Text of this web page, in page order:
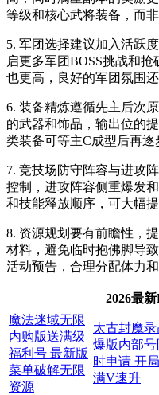
等级和核心武将装备，而非
5. 军团选择建议加入活跃
启更多军团BOSS挑战和
也更高，良好的军团氛围
6. 装备精炼遵循先主后次
的武器和饰品，输出位的
类装备可等主C成型后再逐
7. 竞技场防守阵容与进攻
控制，进攻阵容侧重爆发
和技能释放顺序，可大幅提
8. 资源规划要有前瞻性，
材料，避免临时抱佛脚导
活动预告，合理分配体力和
2026最
魔法迷域无限
内购版送满级
福利号 最新版
菜单破解无限
资源
太古封魔录
爆版内部号
时申请 开
满V速升